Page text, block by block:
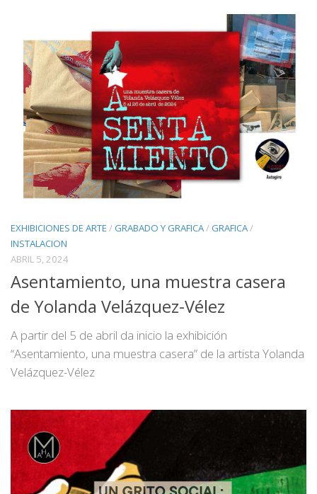
EXHIBICIONES DE ARTE / GRABADO Y GRAFICA/ GRAFICA/
INSTALACION
ABRIL 5, 2024
Asentamiento, una muestra casera
de Yolanda Velázquez-Vélez
A partir del 5 de abril da inicio la exhibición
“Asentamiento, una muestra casera” de la artista Yolanda
Velázquez-Vélez